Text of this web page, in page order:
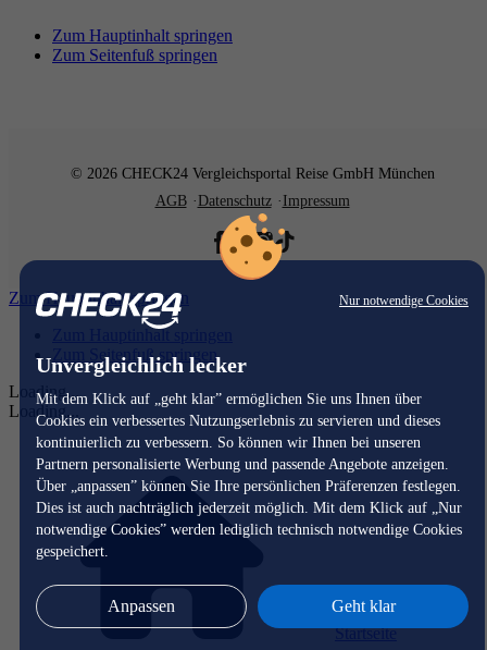
Nur notwendige Cookies
Unvergleichlich lecker
Mit dem Klick auf „geht klar” ermöglichen Sie uns Ihnen über
Cookies ein verbessertes Nutzungserlebnis zu servieren und dieses
kontinuierlich zu verbessern. So können wir Ihnen bei unseren
Partnern personalisierte Werbung und passende Angebote anzeigen.
Über „anpassen” können Sie Ihre persönlichen Präferenzen festlegen.
Dies ist auch nachträglich jederzeit möglich. Mit dem Klick auf „Nur
notwendige Cookies” werden lediglich technisch notwendige Cookies
gespeichert.
Anpassen Geht klar
Zum Hauptinhalt springen
Zum Seitenfuß springen
© 2026 CHECK24 Vergleichsportal Reise GmbH München
AGB
Datenschutz Impressum
Zum Hauptinhalt springen
Zum Hauptinhalt springen
Zum Seitenfuß springen
Loading...
Loading...
Startseite